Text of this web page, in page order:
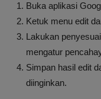
Buka aplikasi
Ketuk menu edit
Lakukan
mengatur
Simpan hasil edit
diinginkan.